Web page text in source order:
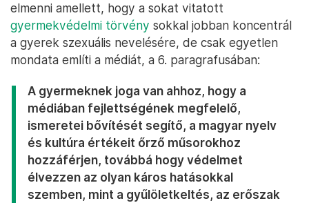
elmenni amellett, hogy a sokat vitatott
gyermekvédelmi törvény sokkal jobban koncentrál
a gyerek szexuális nevelésére, de csak egyetlen
mondata említi a médiát, a 6. paragrafusában:
A gyermeknek joga van ahhoz, hogy a
médiában fejlettségének megfelelő,
ismeretei bővítését segítő, a magyar nyelv
és kultúra értékeit őrző műsorokhoz
hozzáférjen, továbbá hogy védelmet
élvezzen az olyan káros hatásokkal
szemben, mint a gyűlöletkeltés, az erőszak